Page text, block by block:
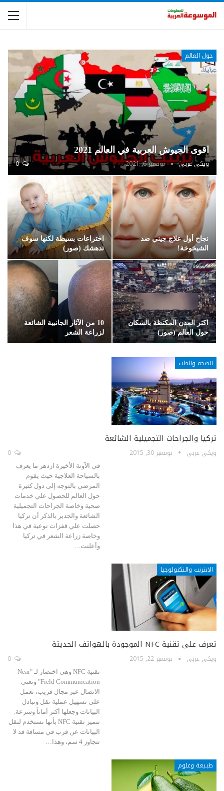
حول العالم
اقوى الجيوش العربية في العالم 2021
ويكي عربي نوفمبر 6, 2021 0
نجاح أول علاج جيني ضد
الشيخوخة!
اختراعات بسيطة لكنها سوف
تدهشك (صور)
اكثر المدن المكتظة بالسكان
حول العالم (صور)
10 من الآثار الجانبية الشائعة
لزراعة الشعر
الصحة والطب
تركيا والجراحات التجميلية الشائعة
ويكي عربي نوفمبر 30, 2015
في الآونة الأخيرة ازدهر ما يعرف
بالسياحة العلاجية حيث يقوم
المرضي بالتوجه إلى دول كثيرة
حول العالم للحصول علي خدمات
صحية وخاصة الجراحات التجميلية
الشائعة والجدير بالذكر أن تركيا
حصلت علي قفزات نوعية في هذا
وخاصة زراعة الشعر في تركيا
وأعلنت…
الانترنت والتكنولوجيا
تعرف على تقنية NFC الموجودة بالهواتف الحديثة
ويكي عربي نوفمبر 22, 2015
تقنية NFC وهي اختصار لـ "Near
Field Communication" وتعني
الاتصال عبر مجال قريب، تعمل
على تسهيل عملية نقل وتبادل
البيانات وجعلها أكثر أماناً وسرعة.
تتميز تقنية NFC بأنها تستخدم لنقل
البيانات عن قرب في مسافة قد لا
تتجاوز 4 سم، وهذا…
طبيعة وعلوم